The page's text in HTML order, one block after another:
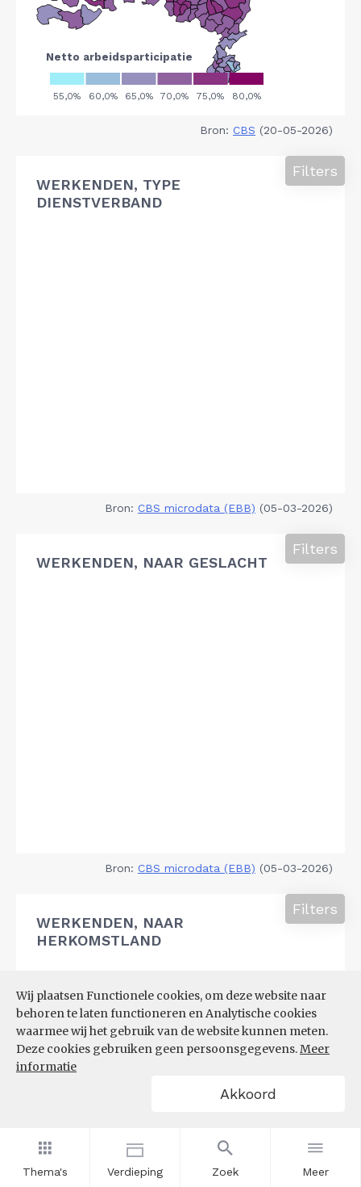
Thema's Verdieping Zoek Meer
Wij plaatsen Functionele cookies, om deze website naar
behoren te laten functioneren en Analytische cookies
waarmee wij het gebruik van de website kunnen meten.
Deze cookies gebruiken geen persoonsgegevens.Meer
informatie
Akkoord
Bron: CBS (20-05-2026)
WERKENDEN, TYPE
DIENSTVERBAND
Filters
Bron: CBS microdata (EBB) (05-03-2026)
WERKENDEN, NAAR GESLACHT
Filters
Bron: CBS microdata (EBB) (05-03-2026)
WERKENDEN, NAAR
HERKOMSTLAND
Filters